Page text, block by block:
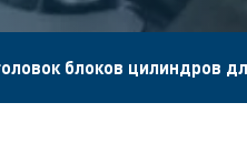
блоков цилиндров